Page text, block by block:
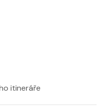
itineráře